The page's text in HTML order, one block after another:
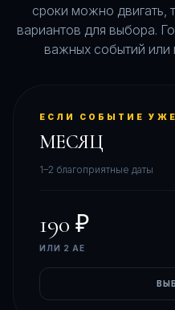
сроки можно двигать,
вариантов для выбора.
важных событий или
ЕСЛИ СОБЫТИЕ
МЕСЯЦ
1–2 благоприятные даты
190 ₽
ИЛИ 2 АЕ